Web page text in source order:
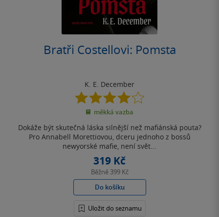
Bratři Costellovi: Pomsta
K. E. December
4.0
z
5
měkká vazba
Dokáže být skutečná láska silnější než mafiánská pouta?
Pro Annabell Morettiovou, dceru jednoho z bossů
newyorské mafie, není svět...
319 Kč
Běžně 399 Kč
Do košíku
Uložit do seznamu